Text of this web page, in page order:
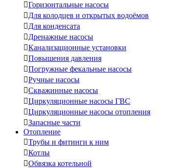
Горизонтальные насосы
Для колодцев и открытых водоёмов
Для конденсата
Дренажные насосы
Канализационные установки
Повышения давления
Погружные фекальные насосы
Ручные насосы
Скважинные насосы
Циркуляционные насосы ГВС
Циркуляционные насосы отопления
Запасные части
Отопление
Трубы и фитинги к ним
Котлы
Обвязка котельной